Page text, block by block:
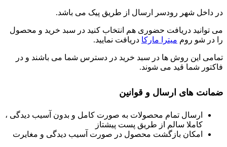
در داخل شهر رودسر ارسال از طریق پیک می باشد.
می توانید دریافت حضوری هم انتخاب کنید در سبد خرید و محصول
را در شو روم میترا مارکا دریافت نمایید.
تمامی این روش ها در سبد خرید در دسترس شما می باشند و در
فاکتور شما قید می شوند.
ضمانت های ارسال و قوانین
ارسال تمام محصولات به صورت کامل و بدون آسیب دیدگی ،
کاملا سالم از طریق پست پیشتاز
امکان بازگشت محصول در صورت آسیب دیدگی و مغایرت